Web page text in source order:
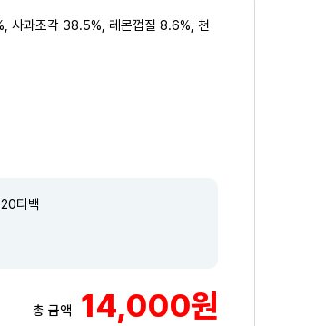
사과조각 38.5%, 레몬껍질 8.6%, 천
티백
총 금액 14,000원